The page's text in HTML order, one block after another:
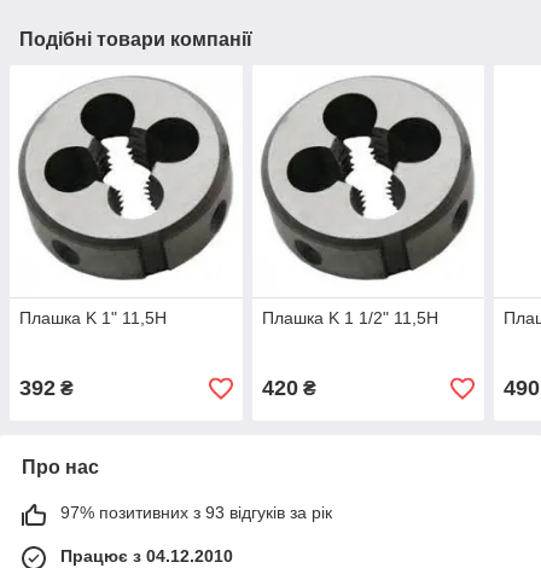
Подібні товари компанії
Плашка K 1" 11,5Н
392 ₴
Плашка K 1 1/2" 11,5Н
420₴ 490
Про нас
97% позитивних з 93 відгуків за рік
Працює з 04.12.2010